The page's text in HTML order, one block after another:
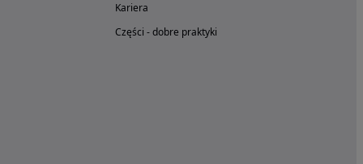
Kariera
Części - dobre praktyki